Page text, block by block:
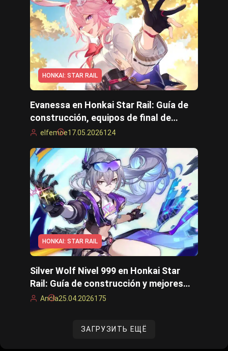
HONKAI: STAR RAIL
Evanessa en Honkai Star Rail: Guía de
construcción, equipos de final de
juego, habilidades y guía de subida de
elfemoe17.05.2026124
HONKAI: STAR RAIL
Silver Wolf Nivel 999 en Honkai Star
Rail: Guía de construcción y mejores
unidades
Ancla25.04.2026175
ЗАГРУЗИТЬ ЕЩЁ